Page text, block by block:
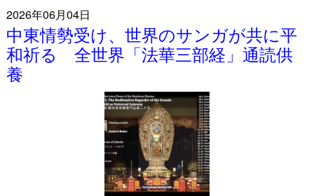
2026年06月04日
中東情勢受け、世界のサンガが共に平
和祈る 全世界「法華三部経」通読供
養